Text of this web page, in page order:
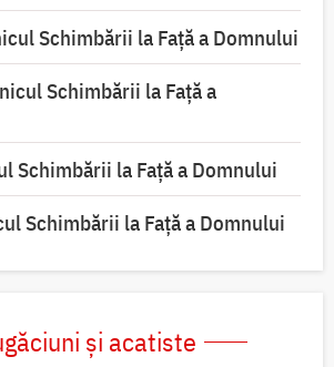
Schimbării la Faţă a Domnului
Schimbării la Faţă a
Schimbării la Față a Domnului
Schimbării la Față a Domnului
și acatiste